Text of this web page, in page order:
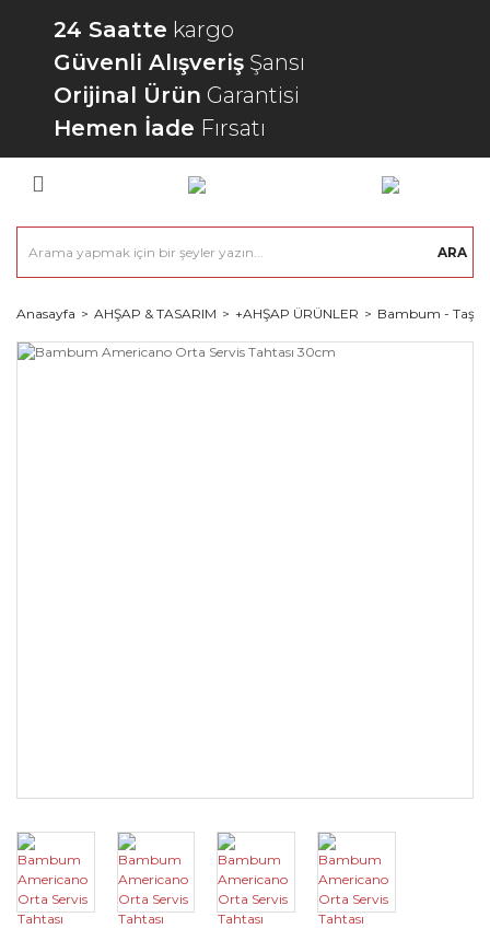
24 Saatte kargo
Güvenli Alışveriş Şansı
Orijinal Ürün Garantisi
Hemen İade Fırsatı
ARA
Anasayfa AHŞAP & TASARIM +AHŞAP ÜRÜNLER Bambum - Taşev